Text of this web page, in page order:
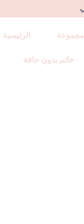
الرئيسية مجموعة
خاتم بدون حافة